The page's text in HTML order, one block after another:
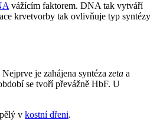
vážícím faktorem. DNA tak vytváří
krvetvorby tak ovlivňuje typ syntézy
je zahájena syntéza zeta a
se tvoří převážně HbF. U
v kostní dřeni.